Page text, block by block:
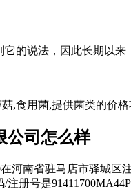
的说法，因此长期以
,食用菌,提供菌类的价
公司怎么样
河南省驻马店市驿城
册号是